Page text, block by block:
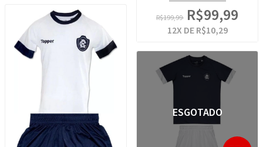
R$199,99 R$99,99
12X DE R$10,29
ESGOTADO